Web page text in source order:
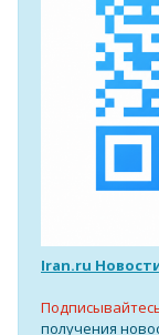
Iran.ru
получения